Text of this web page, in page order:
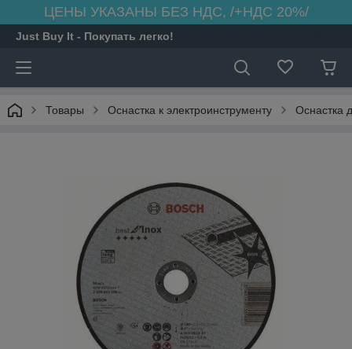
ЦЕНЫ УКАЗАНЫ БЕЗ НДС, /+НДС 20%/
Just Buy It - Покупать легко!
Товары Оснастка к электроинструменту Оснастка